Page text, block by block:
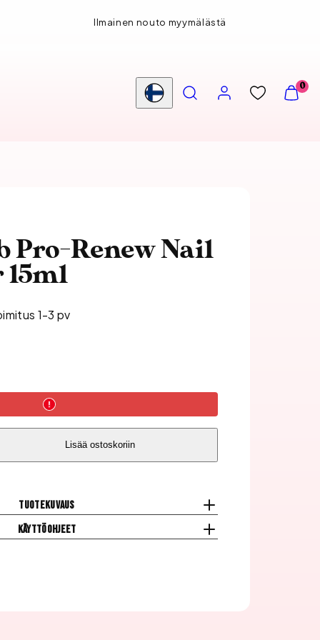
Ilmainen nouto myymälästä
Maa/alue
HAE
NÄYTÄ
0
Pro-Renew Nail
1-3 pv
Lisää ostoskoriin
Tuotekuvaus
Käyttöohjeet